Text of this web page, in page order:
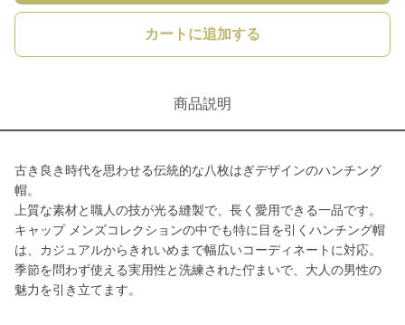
カートに追加する
商品説明
古き良き時代を思わせる伝統的な八枚はぎデザインのハンチング
帽。
上質な素材と職人の技が光る縫製で、長く愛用できる一品です。
キャップ メンズコレクションの中でも特に目を引くハンチング帽
は、カジュアルからきれいめまで幅広いコーディネートに対応。
季節を問わず使える実用性と洗練された佇まいで、大人の男性の
魅力を引き立てます。